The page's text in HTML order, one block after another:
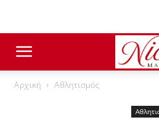
Αρχική Αθλητισμός